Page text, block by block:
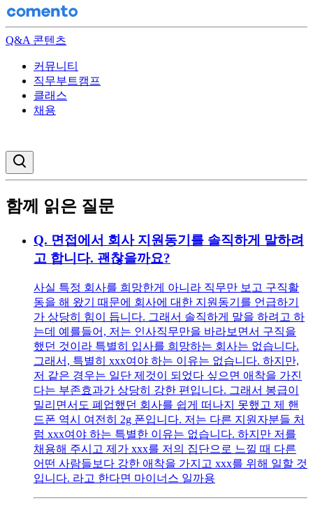
Q&A 콘텐츠
커뮤니티
직무부트캠프
클래스
채용
함께 읽은 질문
Q. 면접에서 회사 지원동기를 솔직하게 말하려
고 합니다. 괜찮을까요?
사실 특정 회사를 희망한게 아니라 직무만 보고 구직활
동을 해 왔기 때문에 회사에 대한 지원동기를 언급하기
가 상당히 힘이 듭니다. 그래서 솔직하게 말을 하려고 하
는데 예를들어, 저는 인사직무만을 바라보면서 구직을
했던 것이라 특별히 입사를 희망하는 회사는 없습니다.
그래서, 특별히 xxx여야 하는 이유는 없습니다. 하지만,
저 같은 경우는 일단 제것이 되었다 싶으면 애착을 가진
다는 부존효과가 상당히 강한 편입니다. 그래서 봉급이
밀리면서도 폐업했던 회사를 쉽게 떠나지 못했고 제 핸
드폰 역시 여전히 2g 폰입니다. 저는 다른 지원자분들 처
럼 xxx여야 하는 특별한 이유는 없습니다. 하지만 저를
채용해 주시고 제가 xxx를 저의 집단으로 느낄 때 다른
어떤 사람들보다 강한 애착을 가지고 xxx를 위해 일할 것
입니다. 라고 한다면 마이너스 일까용